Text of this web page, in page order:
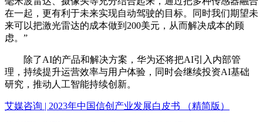
在一起，更有利于未来实现自动驾驶的目标。同时我们期望未
来可以把激光雷达的成本做到200美元，从而解决成本的顾
虑。”
除了AI的产品和解决方案，华为还将把AI引入内部管
理，持续提升运营效率与用户体验，同时会继续投资AI基础
研究，推动人工智能持续创新。
艾媒咨询 | 2023年中国信创产业发展白皮书 （精简版）